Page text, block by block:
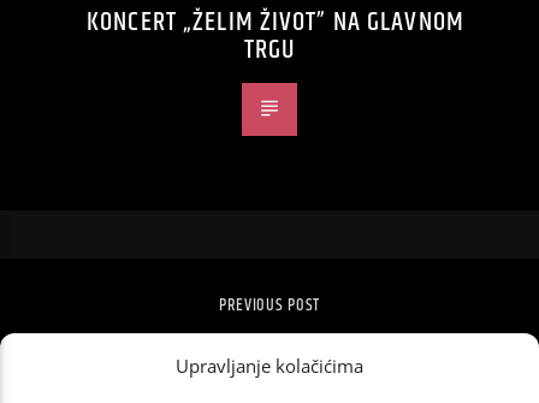
Upravljanje kolačićima
KONCERT „ŽELIM ŽIVOT” NA GLAVNOM
TRGU
PREVIOUS POST
DUA LIPA JE OBJAVILA NASLOVNU PJESMU
NOVOG ALBUMA